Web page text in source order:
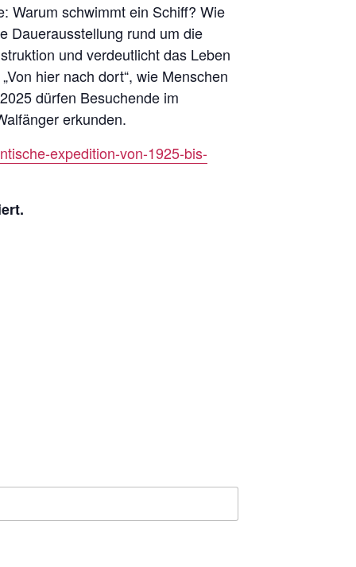
Warum schwimmt ein Schiff? Wie
Dauerausstellung rund um die
und verdeutlicht das Leben
hier nach dort“, wie Menschen
dürfen Besuchende im
erkunden.
expedition-von-1925-bis-